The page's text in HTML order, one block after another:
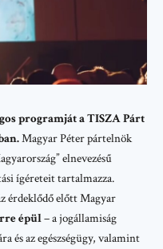
programját a TISZA Párt
Magyar Péter pártelnök
elnevezésű
ígéreteit tartalmazza.
érdeklődő előtt Magyar
épül– a jogállamiság
és az egészségügy, valamint